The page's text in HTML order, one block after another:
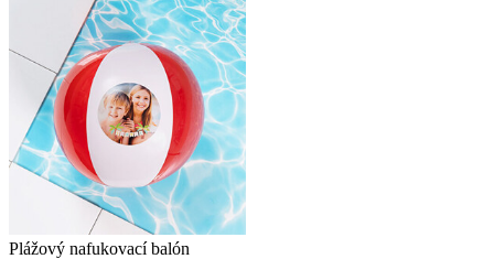
Plážový nafukovací balón